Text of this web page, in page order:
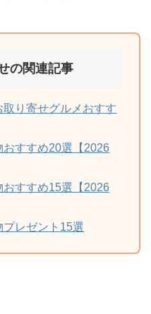
の関連記事
り寄せグルメおすす
すすめ20選【2026
すすめ15選【2026
レゼント15選